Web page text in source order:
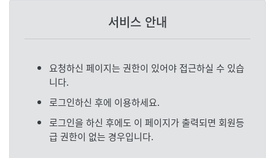
서비스 안내
요청하신 페이지는 권한이 있어야 접근하실 수 있습
니다.
로그인하신 후에 이용하세요.
로그인을 하신 후에도 이 페이지가 출력되면 회원등
급 권한이 없는 경우입니다.